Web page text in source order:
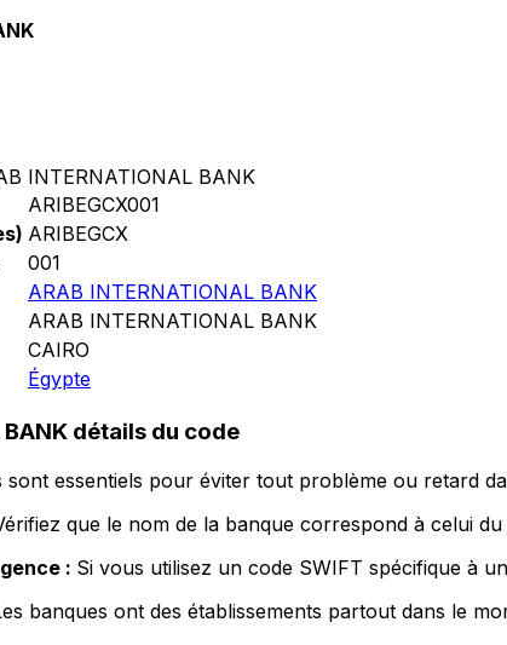
INTERNATIONAL BANK
ARIBEGCX001
ARIBEGCX
001
ARAB INTERNATIONAL BANK
ARAB INTERNATIONAL BANK
CAIRO
Égypte
BANK détails du code
essentiels pour éviter tout problème ou retard
que le nom de la banque correspond à celui du
: Si vous utilisez un code SWIFT spécifique à
banques ont des établissements partout dans le